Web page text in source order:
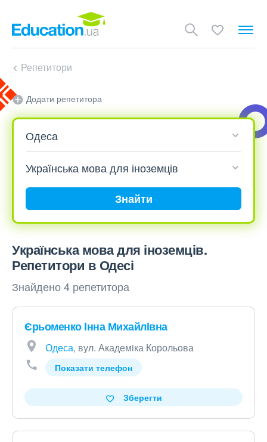
Репетитори
Додати репетитора
Знайти
Українська мова для іноземців.
Репетитори в Одесі
Знайдено 4 репетитора
Єрьоменко Iнна Михайлiвна
Одеса, вул. Академiка Корольова
Показати телефон
Зберегти